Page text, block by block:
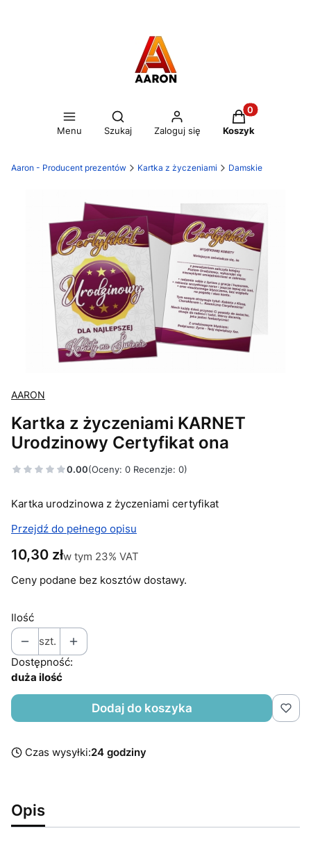
Menu
Otwórz wyszukiwarkę
Szukaj Zaloguj się
Produkty w
Koszyk
Aaron - Producent prezentów Kartka z życzeniami Damskie
AARON
Kartka z życzeniami KARNET
Urodzinowy Certyfikat ona
0.00(Oceny: 0 Recenzje: 0)
Kartka urodzinowa z życzeniami certyfikat
Przejdź do pełnego opisu
Cena
10,30 złw tym 23% VAT
w tym 23% VAT
Ceny podane bez kosztów dostawy.
Ilość
szt.
Dostępność:
duża ilość
Dodaj do koszyka
Czas wysyłki:24 godziny
Opis